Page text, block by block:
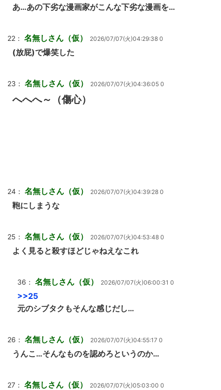
あ…あの下劣な漫画家がこんな下劣な漫画を…
22： 名無しさん（仮） 2026/07/07(火)04:29:38 0
(放屁)で爆笑した
23： 名無しさん（仮） 2026/07/07(火)04:36:05 0
へへへ～（傷心）
24： 名無しさん（仮） 2026/07/07(火)04:39:28 0
鞄にしまうな
25： 名無しさん（仮） 2026/07/07(火)04:53:48 0
よく見ると殺すほどじゃねえなこれ
36： 名無しさん（仮） 2026/07/07(火)06:00:31 0
>>25
元のシブタクもそんな感じだし…
26： 名無しさん（仮） 2026/07/07(火)04:55:17 0
うんこ…そんなものを認めろというのか…
27： 名無しさん（仮） 2026/07/07(火)05:03:00 0